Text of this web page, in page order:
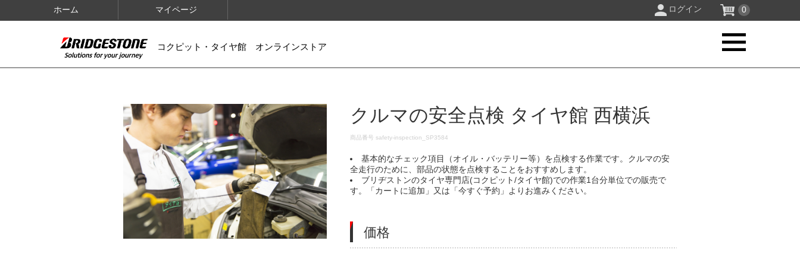
ホーム マイページ ログイン 0
コクピット・タイヤ館 オンラインストア
IMAGES クルマの安全点検 タイヤ館 西横浜
DETAILS
商品番号 safety-inspection_SP3584
基本的なチェック項目（オイル・バッテリー等）を点検する作業です。クルマの安
全走行のために、部品の状態を点検することをおすすめします。
ブリヂストンのタイヤ専門店(コクピット/タイヤ館)での作業1台分単位での販売で
す。「カートに追加」又は「今すぐ予約」よりお進みください。
価格